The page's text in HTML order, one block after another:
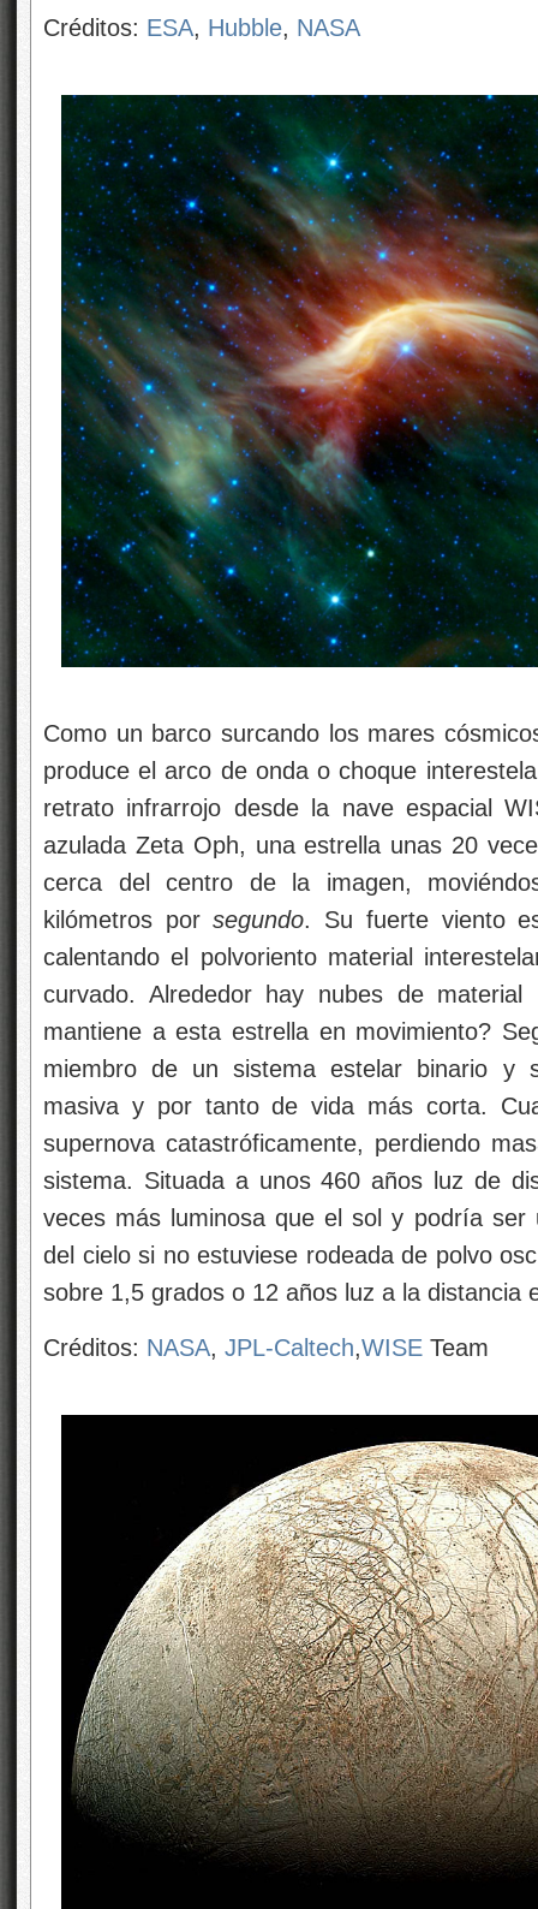
Créditos: ESA, Hubble, NASA
Como un barco surcando los mares
produce el arco de onda o choque
retrato infrarrojo desde la nave espacial
azulada Zeta Oph, una estrella unas 20
cerca del centro de la imagen,
kilómetros porsegundo. Su fuerte viento
calentando el polvoriento material
curvado. Alrededor hay nubes de
mantiene a esta estrella en movimiento?
miembro de un sistema estelar binario y
masiva y por tanto de vida más corta.
supernova catastróficamente, perdiendo
sistema. Situada a unos 460 años luz de
veces más luminosa que el sol y podría ser
del cielo si no estuviese rodeada de polvo
sobre 1,5 grados o 12 años luz a la distancia
Créditos: NASA, JPL-Caltech,WISE Team